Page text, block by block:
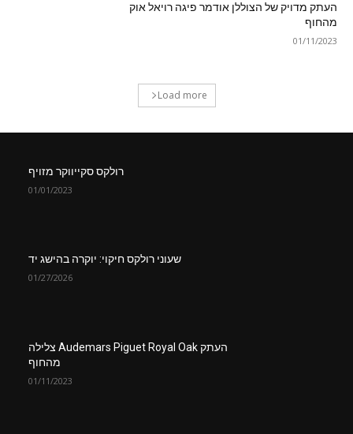
העתק מדויק של הצוללן אודמר פיגה רויאל אוק
מהחוף
01/11/2023
Load more
רולקס סקייווקר מזויף
01/01/2023
שעוני רולקס חיקוי: יוקרה בהישג יד
01/27/2026
העתק Audemars Piguet Royal Oak צלילה
מהחוף
01/11/2023